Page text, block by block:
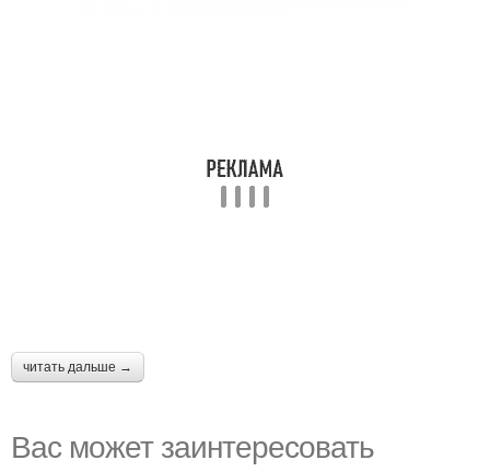
читать дальше →
Вас может заинтересовать